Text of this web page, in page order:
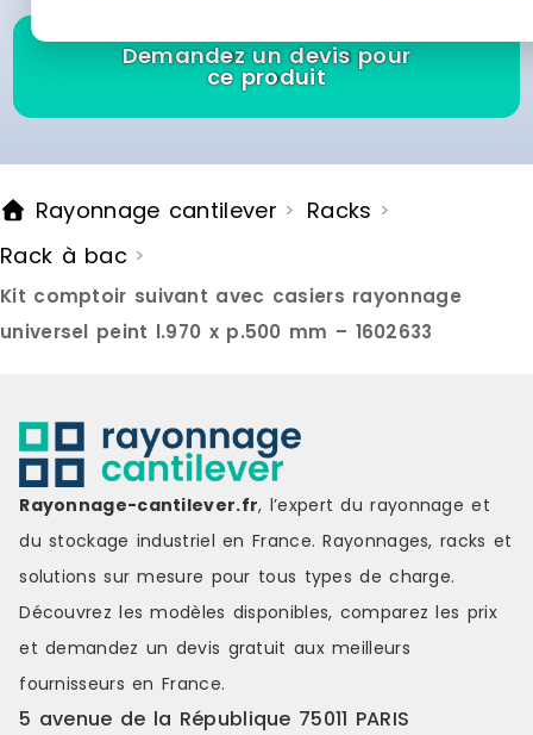
glisser.Couleur : argentéMatériau :
acier enduit de poudre,
plastiqueDimensions : 145 x 33 x 116
cm (l x P x H)Capacité : 9
Marque : HELLOSHOP26 Délai de
Demandez un devis pour
ce produit
Rayonnage cantilever > Racks >
Rack à bac >
Kit comptoir suivant avec casiers rayonnage
universel peint l.970 x p.500 mm – 1602633
Rayonnage-cantilever.fr, l’expert du rayonnage et
du stockage industriel en France. Rayonnages, racks et
solutions sur mesure pour tous types de charge.
Découvrez les modèles disponibles, comparez les prix
et demandez un devis gratuit aux meilleurs
fournisseurs en France.
5 avenue de la République 75011 PARIS